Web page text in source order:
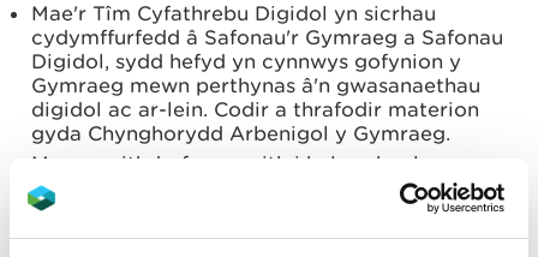
Mae'r Tîm Cyfathrebu Digidol yn sicrhau
cydymffurfedd â Safonau'r Gymraeg a Safonau
Digidol, sydd hefyd yn cynnwys gofynion y
Gymraeg mewn perthynas â'n gwasanaethau
digidol ac ar-lein. Codir a thrafodir materion
gyda Chynghorydd Arbenigol y Gymraeg.
Mae gweithdrefn ar waith i helpu rheolwyr
contractau i fonitro cydymffurfedd â Safonau'r
Gymraeg mewn cytundebau contract.
Mae gennym dîm penodedig sy'n cofnodi ac yn